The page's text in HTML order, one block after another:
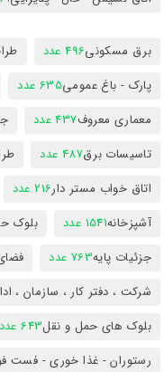
برق مسکونی496 عدد
پارک - باغ عمومی635 عدد
معماری معروف437 عدد
تاسیسات برق487 عدد
اتاق خواب مستر دار216 عدد
آشپزخانه1541 عدد بلوک
جزئیات پایه763 عدد
شرکت ، دفتر کار ، سازمان ،
بلوک های حمل و نقل643 عدد
رستوران - غذا خوری - فست